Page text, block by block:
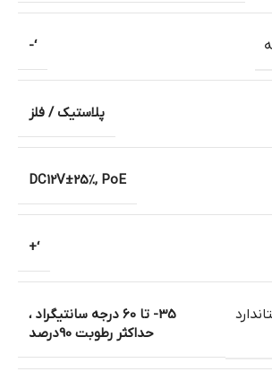
‘-
پلاستیک / فلز
DC12V±25%, PoE
‘+
35- تا 60 درجه سانتیگراد ،
حداکثر رطوبت 90درصد